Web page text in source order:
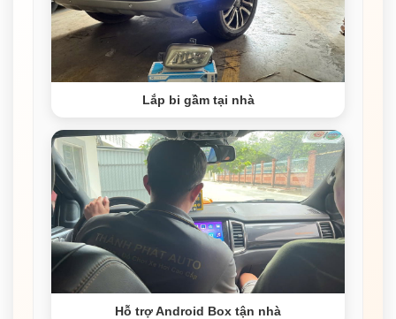
Lắp bi gầm tại nhà
Hỗ trợ Android Box tận nhà